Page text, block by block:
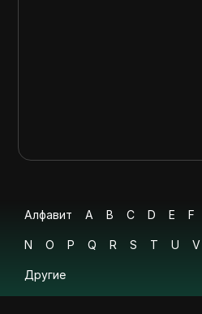
Алфавит A B C D E F
N O P Q R S T U V
Другие